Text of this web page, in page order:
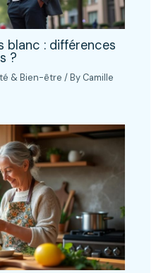
blanc : différences
?
& Bien-être / By Camille